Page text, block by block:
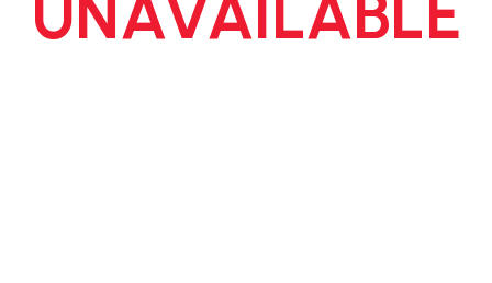
Unesi svoju e-poštu da se prijavite na newsletter.